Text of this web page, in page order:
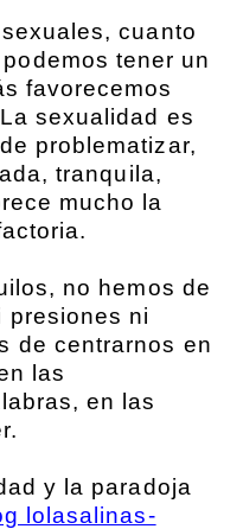
cuanto
tener un
favorecemos
sexualidad es
problematizar,
tranquila,
mucho la
no hemos de
presiones ni
de centrarnos en
las
en las
y la paradoja
lolasalinas-